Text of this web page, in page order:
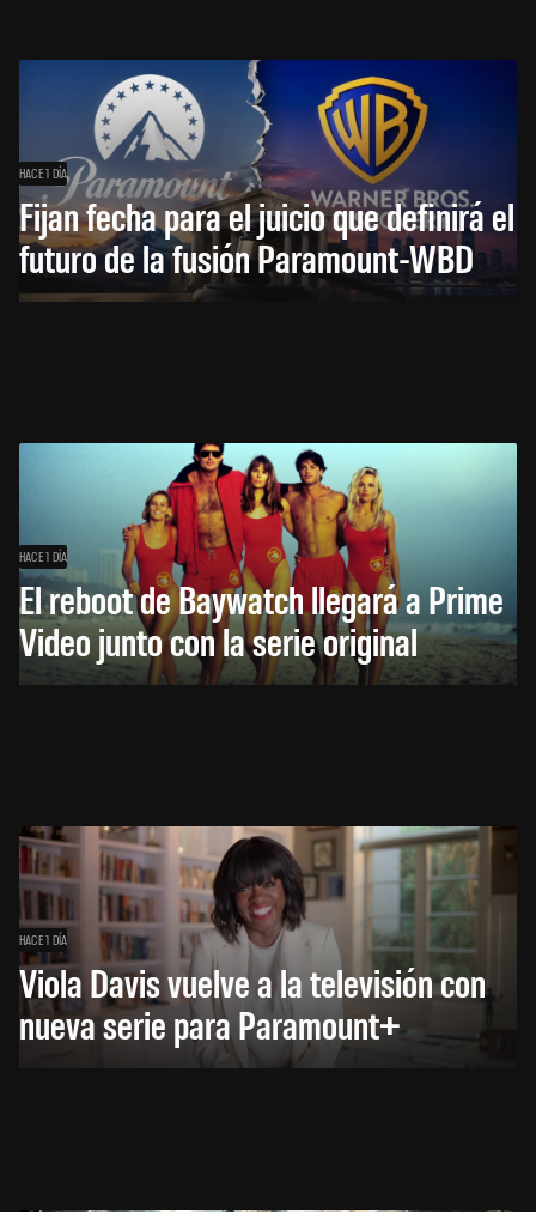
HACE 1 DÍA
Fijan fecha para el juicio que definirá el
futuro de la fusión Paramount-WBD
HACE 1 DÍA
El reboot de Baywatch llegará a Prime
Video junto con la serie original
HACE 1 DÍA
Viola Davis vuelve a la televisión con
nueva serie para Paramount+